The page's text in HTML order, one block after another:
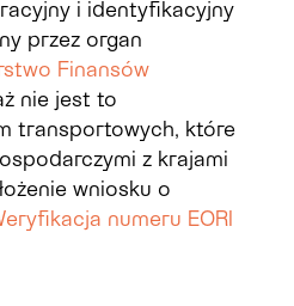
i identyfikacyjny
przez organ
Finansów
nie jest to
transportowych, które
z krajami
wniosku o
numeru EORI